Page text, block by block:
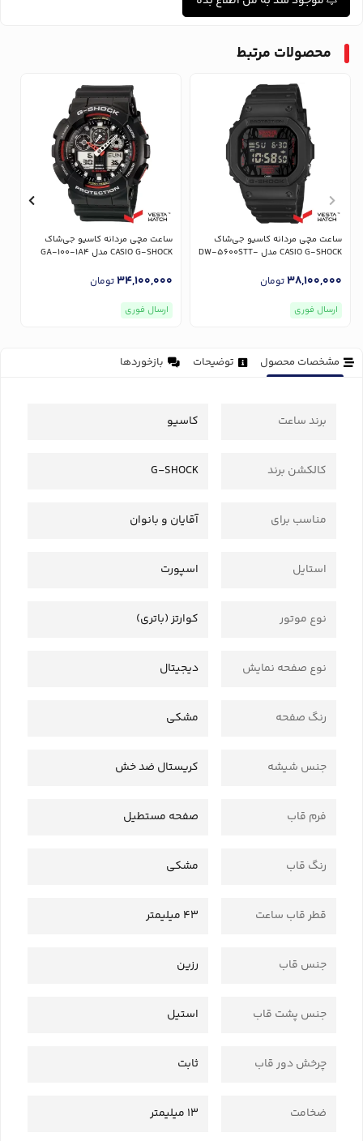
محصولات مرتبط
ساعت مچی مردانه کاسیو جی‌شاک
CASIO G-SHOCK مدل DW-5600STT-
38,100,000تومان
ارسال فوری
ساعت مچی مردانه کاسیو جی‌شاک
CASIO G-SHOCK مدل GA-100-1A4
34,100,000تومان
ارسال فوری
مشخصات محصول توضیحات بازخوردها
برند ساعت کاسیو
کالکشن برند G-SHOCK
مناسب برای آقایان و بانوان
استایل اسپورت
نوع موتور کوارتز (باتری)
نوع صفحه نمایش دیجیتال
رنگ صفحه مشکی
جنس شیشه کریستال ضد خش
فرم قاب صفحه مستطیل
رنگ قاب مشکی
قطر قاب ساعت 43 میلیمتر
جنس قاب رزین
جنس پشت قاب استیل
چرخش دور قاب ثابت
ضخامت 13 میلیمتر